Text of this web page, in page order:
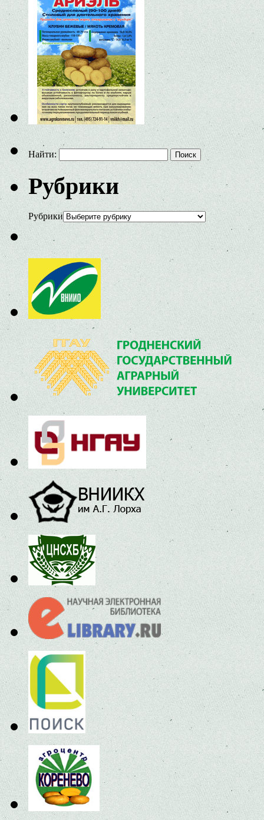
Найти:
Рубрики
Рубрики